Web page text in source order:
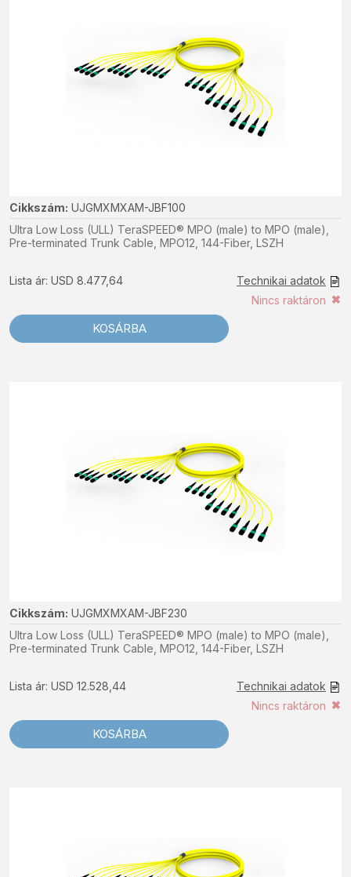
Cikkszám: UJGMXMXAM-JBF100
Ultra Low Loss (ULL) TeraSPEED® MPO (male) to MPO (male),
Pre-terminated Trunk Cable, MPO12, 144-Fiber, LSZH
Technikai adatok
Lista ár: USD 8.477,64
Nincs raktáron
KOSÁRBA
Cikkszám: UJGMXMXAM-JBF230
Ultra Low Loss (ULL) TeraSPEED® MPO (male) to MPO (male),
Pre-terminated Trunk Cable, MPO12, 144-Fiber, LSZH
Technikai adatok
Lista ár: USD 12.528,44
Nincs raktáron
KOSÁRBA